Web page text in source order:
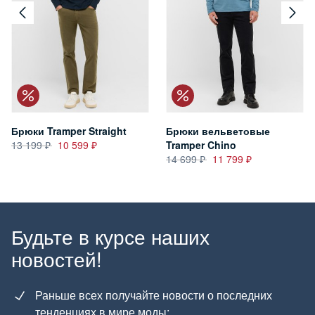
Брюки Tramper Straight
13 199
10 599
Брюки вельветовые
Tramper Chino
14 699
11 799
Будьте в курсе наших
новостей!
Раньше всех получайте новости о последних